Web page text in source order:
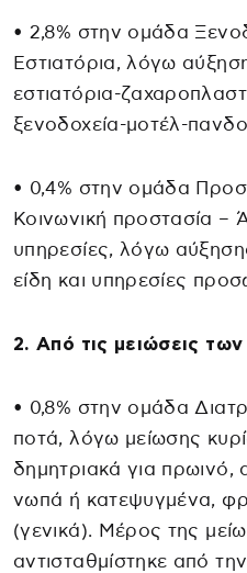
• 2,8% στην ομάδα
Εστιατόρια, λόγω
εστιατόρια-
ξενοδοχεία-μοτέλ-
• 0,4% στην ομάδα
Κοινωνική προστασία –
υπηρεσίες, λόγω
είδη και υπηρεσίες
2. Από τις μειώσεις
• 0,8% στην ομάδα
ποτά, λόγω μείωσης
δημητριακά για πρωινό,
νωπά ή κατεψυγμένα,
(γενικά). Μέρος της
αντισταθμίστηκε από